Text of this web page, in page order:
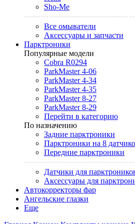
Sho-Me
Все омыватели
Аксессуары и запчасти
Парктроники
Популярные модели
Cobra R0294
ParkMaster 4-06
ParkMaster 4-34
ParkMaster 4-35
ParkMaster 8-27
ParkMaster 8-29
Перейти в категорию
По назначению
Задние парктроники
Парктроники на 8
Передние парктроники
Датчики для
Аксессуары для
Автокорректоры фар
Ангельские глазки
Еще